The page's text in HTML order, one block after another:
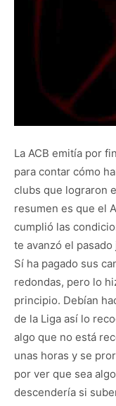
La ACB emitía por
para contar cómo
clubs que lograron
resumen es que el
cumplió las
te avanzó el
Sí ha pagado sus
redondas, pero lo
principio. Debían
de la Liga así lo
algo que no está
unas horas y se
por ver que sea
descendería si